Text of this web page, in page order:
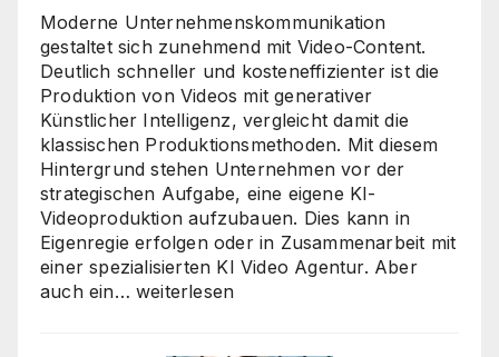
ist
Moderne Unternehmenskommunikation
gestaltet sich zunehmend mit Video-Content.
Deutlich schneller und kosteneffizienter ist die
Produktion von Videos mit generativer
Künstlicher Intelligenz, vergleicht damit die
klassischen Produktionsmethoden. Mit diesem
Hintergrund stehen Unternehmen vor der
strategischen Aufgabe, eine eigene KI-
Videoproduktion aufzubauen. Dies kann in
Eigenregie erfolgen oder in Zusammenarbeit mit
einer spezialisierten KI Video Agentur. Aber
auch ein… KI
weiterlesen